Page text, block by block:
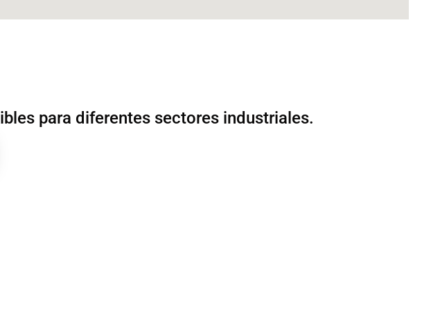
para diferentes sectores industriales.